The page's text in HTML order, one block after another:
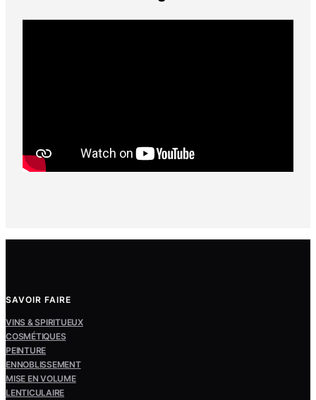
SAVOIR FAIRE
VINS & SPIRITUEUX
COSMÉTIQUES
PEINTURE
ENNOBLISSEMENT
MISE EN VOLUME
LENTICULAIRE